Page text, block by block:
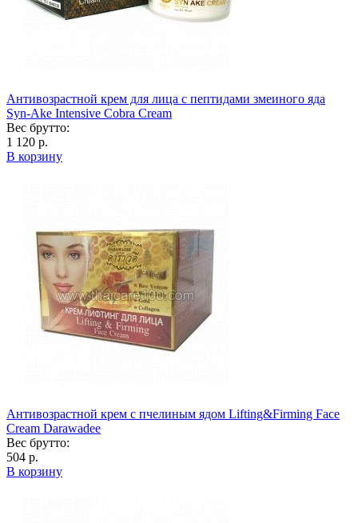
Антивозрастной крем для лица с пептидами змеиного яда
Syn-Ake Intensive Cobra Cream
Вес брутто:
1 120 р.
В корзину
Антивозрастной крем с пчелиным ядом Lifting&Firming Face
Cream Darawadee
Вес брутто:
504 р.
В корзину